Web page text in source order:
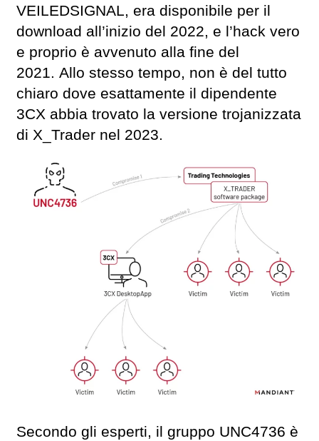
VEILEDSIGNAL, era disponibile per il
download all’inizio del 2022, e l’hack vero
e proprio è avvenuto alla fine del
2021. Allo stesso tempo, non è del tutto
chiaro dove esattamente il dipendente
3CX abbia trovato la versione trojanizzata
di X_Trader nel 2023.
Secondo gli esperti, il gruppo UNC4736 è